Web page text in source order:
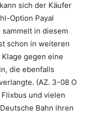
sich der Käufer
Option Payal
in diesem
schon in weiteren
gegen eine
die ebenfalls
(AZ. 3-08 O
und vielen
Bahn ihren